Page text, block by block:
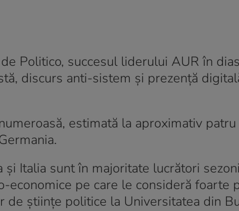
Politico, succesul liderului AUR în
discurs anti-sistem și prezență
estimată la aproximativ
și Italia sunt în majoritate lucrători
economice pe care le consideră foarte
de științe politice la Universitatea din